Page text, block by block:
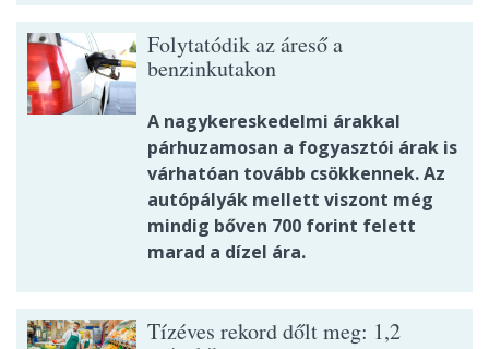
Folytatódik az áreső a
benzinkutakon
A nagykereskedelmi árakkal
párhuzamosan a fogyasztói árak is
várhatóan tovább csökkennek. Az
autópályák mellett viszont még
mindig bőven 700 forint felett
marad a dízel ára.
Tízéves rekord dőlt meg: 1,2